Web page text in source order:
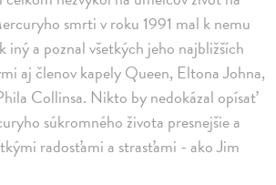
smrti v roku 1991 mal k nemu
iný a poznal všetkých jeho najbližších
aj členov kapely Queen, Eltona Johna,
Collinsa. Nikto by nedokázal opísať
súkromného života presnejšie a
radosťami a strasťami - ako Jim